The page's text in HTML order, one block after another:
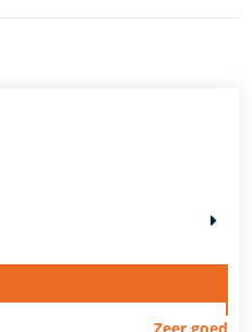
Zeer goed